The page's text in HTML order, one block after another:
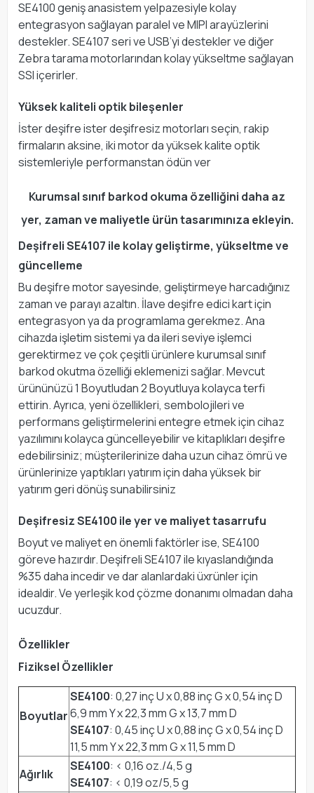
SE4100 geniş anasistem yelpazesiyle kolay
entegrasyon sağlayan paralel ve MIPI arayüzlerini
destekler. SE4107 seri ve USB’yi destekler ve diğer
Zebra tarama motorlarından kolay yükseltme sağlayan
SSI içerirler.
Yüksek kaliteli optik bileşenler
İster deşifre ister deşifresiz motorları seçin, rakip
firmaların aksine, iki motor da yüksek kalite optik
sistemleriyle performanstan ödün ver
Kurumsal sınıf barkod okuma özelliğini daha az
yer, zaman ve maliyetle ürün tasarımınıza ekleyin.
Deşifreli SE4107 ile kolay geliştirme, yükseltme ve
güncelleme
Bu deşifre motor sayesinde, geliştirmeye harcadığınız
zaman ve parayı azaltın. İlave deşifre edici kart için
entegrasyon ya da programlama gerekmez. Ana
cihazda işletim sistemi ya da ileri seviye işlemci
gerektirmez ve çok çeşitli ürünlere kurumsal sınıf
barkod okutma özelliği eklemenizi sağlar. Mevcut
ürününüzü 1 Boyutludan 2 Boyutluya kolayca terfi
ettirin. Ayrıca, yeni özellikleri, sembolojileri ve
performans geliştirmelerini entegre etmek için cihaz
yazılımını kolayca güncelleyebilir ve kitaplıkları deşifre
edebilirsiniz; müşterilerinize daha uzun cihaz ömrü ve
ürünlerinize yaptıkları yatırım için daha yüksek bir
yatırım geri dönüş sunabilirsiniz
Deşifresiz SE4100 ile yer ve maliyet tasarrufu
Boyut ve maliyet en önemli faktörler ise, SE4100
göreve hazırdır. Deşifreli SE4107 ile kıyaslandığında
%35 daha incedir ve dar alanlardaki üxrünler için
idealdir. Ve yerleşik kod çözme donanımı olmadan daha
ucuzdur.
Özellikler
Fiziksel Özellikler
Boyutlar
SE4100: 0,27 inç U x 0,88 inç G x 0,54 inç D
6,9 mm Y x 22,3 mm G x 13,7 mm D
SE4107: 0,45 inç U x 0,88 inç G x 0,54 inç D
11,5 mm Y x 22,3 mm G x 11,5 mm D
Ağırlık
SE4100: < 0,16 oz./4,5 g
SE4107: < 0,19 oz/5,5 g